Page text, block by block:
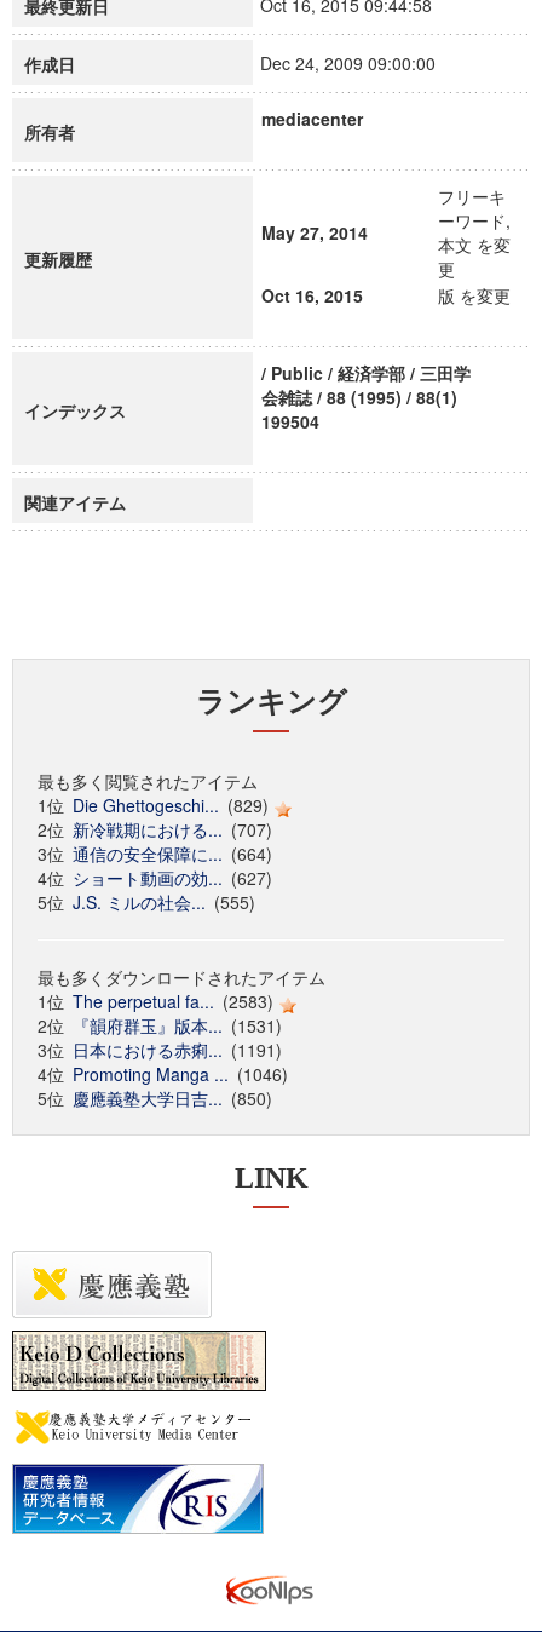
最終更新日 Oct 16, 2015 09:44:58
作成日 Dec 24, 2009 09:00:00
所有者
mediacenter
更新履歴
May 27, 2014
フリーキ
ーワード,
本文 を変
更
Oct 16, 2015
版 を変更
インデックス
/ Public / 経済学部 / 三田学
会雑誌 / 88 (1995) / 88(1)
199504
関連アイテム
ランキング
最も多く閲覧されたアイテム
1位 Die Ghettogeschi... (829)
2位 新冷戦期における... (707)
3位 通信の安全保障に... (664)
4位 ショート動画の効... (627)
5位 J.S. ミルの社会... (555)
最も多くダウンロードされたアイテム
1位 The perpetual fa... (2583)
2位
『韻府群玉』版本... (1531)
3位 日本における赤痢... (1191)
4位 Promoting Manga ... (1046)
5位 慶應義塾大学日吉... (850)
LINK